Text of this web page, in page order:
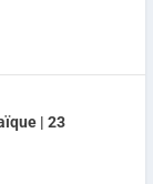
| 23